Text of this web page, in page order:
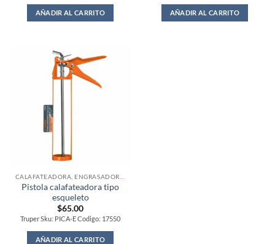
AÑADIR AL CARRITO AÑADIR AL CARRITO
Pistola calafateadora tipo
esqueleto
$65.00
Truper Sku: PICA-E Codigo: 17550
AÑADIR AL CARRITO